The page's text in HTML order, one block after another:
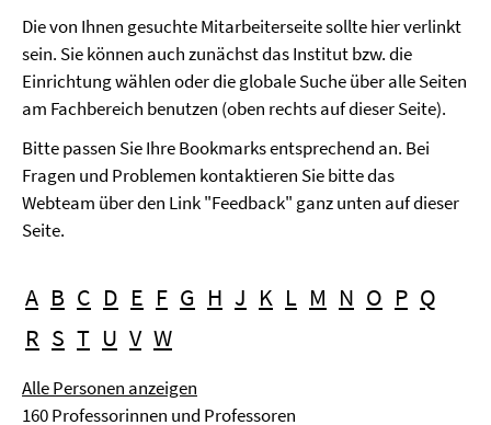
Die von Ihnen gesuchte Mitarbeiterseite sollte hier verlinkt
sein. Sie können auch zunächst das Institut bzw. die
Einrichtung wählen oder die globale Suche über alle Seiten
am Fachbereich benutzen (oben rechts auf dieser Seite).
Bitte passen Sie Ihre Bookmarks entsprechend an. Bei
Fragen und Problemen kontaktieren Sie bitte das
Webteam über den Link "Feedback" ganz unten auf dieser
Seite.
A B C D E F G H J K L M N O P Q
R S T U V W
Alle Personen anzeigen
160 Professorinnen und Professoren